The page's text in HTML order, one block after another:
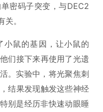
密码子突变，与DEC2
。
小鼠的基因，让小鼠的
们接下来再使用了光遗
。实验中，将光聚焦刺
结果发现触发这些神经
别是经历非快速动眼睡